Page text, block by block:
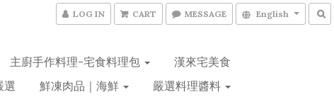
LOG IN CART MESSAGE English
主廚手作料理-宅食料理包
漢來宅美食
選
鮮凍肉品｜海鮮
嚴選料理醬料